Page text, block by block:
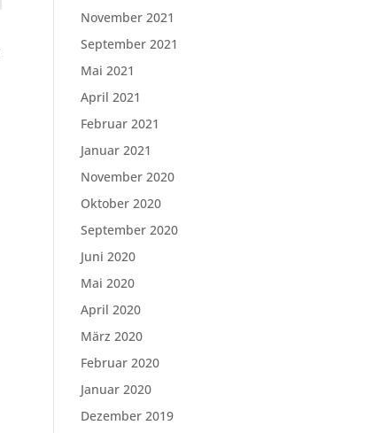
November 2021
September 2021
Mai 2021
April 2021
Februar 2021
Januar 2021
November 2020
Oktober 2020
September 2020
Juni 2020
Mai 2020
April 2020
März 2020
Februar 2020
Januar 2020
Dezember 2019